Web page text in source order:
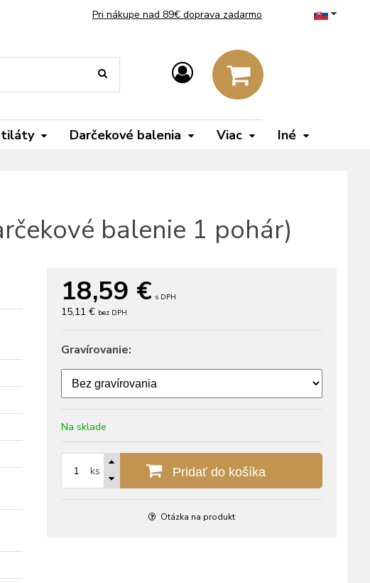
Pri nákupe nad 89€ doprava zadarmo
Darčekové balenia Viac Iné
balenie 1 pohár)
18,59 € s DPH
15,11 € bez DPH
Gravírovanie:
Na sklade
ks Pridať do košíka
Otázka na produkt